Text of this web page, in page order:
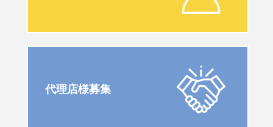
代理店様募集